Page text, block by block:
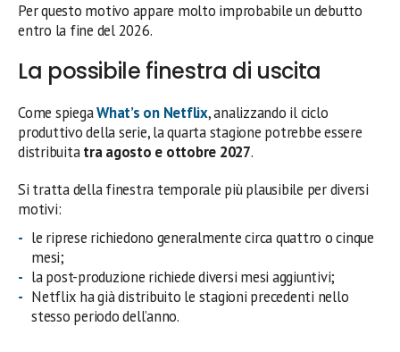
Per questo motivo appare molto improbabile un debutto
entro la fine del 2026.
La possibile finestra di uscita
Come spiegaWhat’s on Netflix, analizzando il ciclo
produttivo della serie, la quarta stagione potrebbe essere
distribuitatra agosto e ottobre 2027.
Si tratta della finestra temporale più plausibile per diversi
motivi:
le riprese richiedono generalmente circa quattro o cinque
mesi;
la post-produzione richiede diversi mesi aggiuntivi;
Netflix ha già distribuito le stagioni precedenti nello
stesso periodo dell’anno.